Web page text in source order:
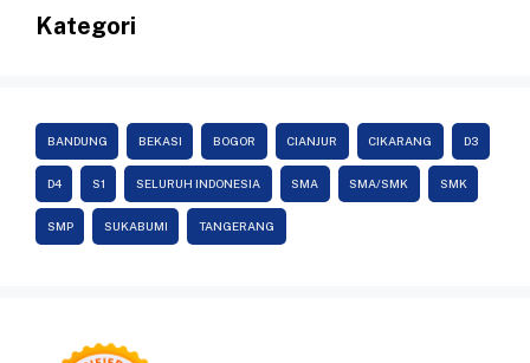
Kategori
BANDUNG BEKASI BOGOR CIANJUR CIKARANG D3
D4 S1 SELURUH INDONESIA SMA SMA/SMK SMK
SMP SUKABUMI TANGERANG